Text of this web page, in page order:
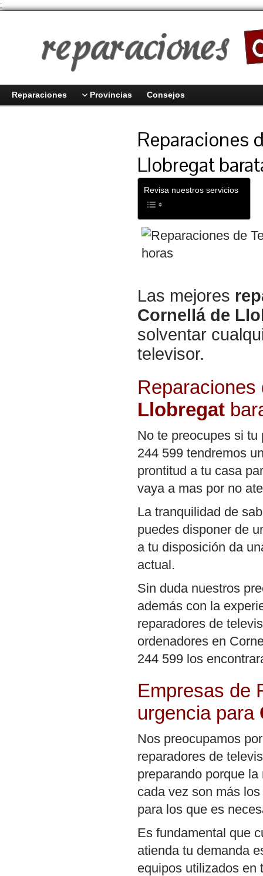
;
Reparaciones Provincias Consejos
Reparaciones
Llobregat
Revisa nuestros servicios
Las mejores
Cornellá de
solventar
televisor.
Llobregat
No te preocupes si
244 599 tendremos
prontitud a tu casa
vaya a mas por no
La tranquilidad de
puedes disponer de
a tu disposición da
actual.
Sin duda nuestros
además con la
reparadores de
ordenadores en
244 599 los
Empresas de
urgencia para
Nos preocupamos
reparadores de
preparando porque
cada vez son más
para los que es
Es fundamental que
atienda tu demanda
equipos utilizados en